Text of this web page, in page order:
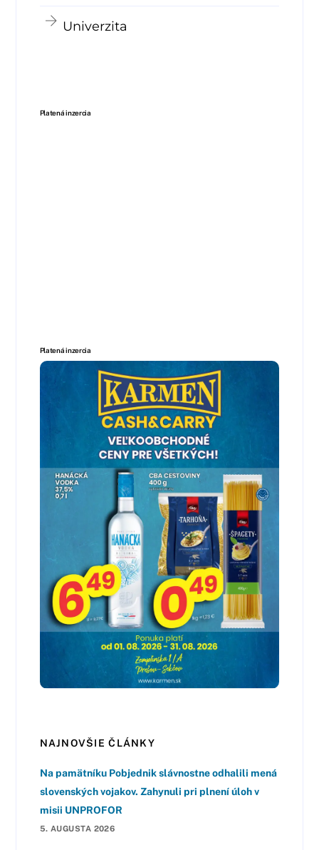
Univerzita
Platená inzercia
Platená inzercia
NAJNOVŠIE ČLÁNKY
Na pamätníku Pobjednik slávnostne odhalili mená
slovenských vojakov. Zahynuli pri plnení úloh v
misii UNPROFOR
5. AUGUSTA 2026